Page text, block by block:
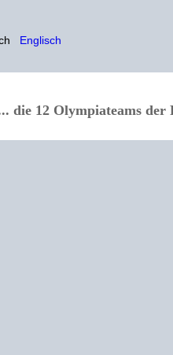
Englisch
12 Olympiateams der